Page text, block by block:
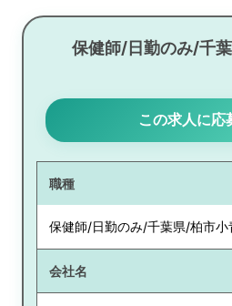
保健師/日勤のみ/千
この求人に応
職種
保健師/日勤のみ/千葉県/柏市小
会社名